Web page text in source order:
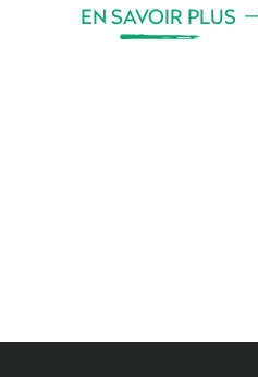
EN SAVOIR PLUS